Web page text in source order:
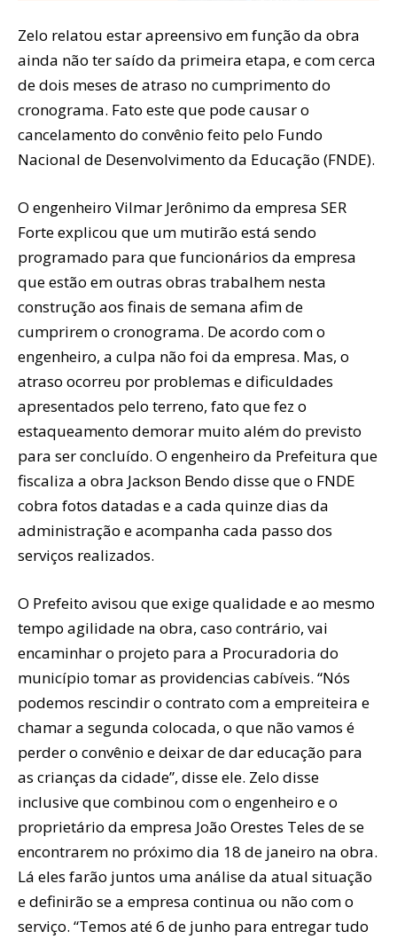
Zelo relatou estar apreensivo em função da obra
ainda não ter saído da primeira etapa, e com cerca
de dois meses de atraso no cumprimento do
cronograma. Fato este que pode causar o
cancelamento do convênio feito pelo Fundo
Nacional de Desenvolvimento da Educação (FNDE).
O engenheiro Vilmar Jerônimo da empresa SER
Forte explicou que um mutirão está sendo
programado para que funcionários da empresa
que estão em outras obras trabalhem nesta
construção aos finais de semana afim de
cumprirem o cronograma. De acordo com o
engenheiro, a culpa não foi da empresa. Mas, o
atraso ocorreu por problemas e dificuldades
apresentados pelo terreno, fato que fez o
estaqueamento demorar muito além do previsto
para ser concluído. O engenheiro da Prefeitura que
fiscaliza a obra Jackson Bendo disse que o FNDE
cobra fotos datadas e a cada quinze dias da
administração e acompanha cada passo dos
serviços realizados.
O Prefeito avisou que exige qualidade e ao mesmo
tempo agilidade na obra, caso contrário, vai
encaminhar o projeto para a Procuradoria do
município tomar as providencias cabíveis. “Nós
podemos rescindir o contrato com a empreiteira e
chamar a segunda colocada, o que não vamos é
perder o convênio e deixar de dar educação para
as crianças da cidade”, disse ele. Zelo disse
inclusive que combinou com o engenheiro e o
proprietário da empresa João Orestes Teles de se
encontrarem no próximo dia 18 de janeiro na obra.
Lá eles farão juntos uma análise da atual situação
e definirão se a empresa continua ou não com o
serviço. “Temos até 6 de junho para entregar tudo